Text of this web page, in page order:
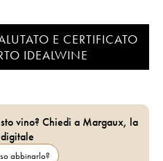
E CERTIFICATO
IDEALWINE
vino? Chiedi a Margaux, la
abbinarlo?